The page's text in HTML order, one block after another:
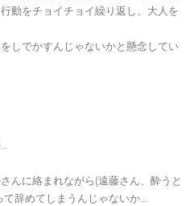
動をチョイチョイ繰り返し、大人を
しでかすんじゃないかと懸念してい
んに絡まれながら(遠藤さん、酔うと
辞めてしまうんじゃないか…